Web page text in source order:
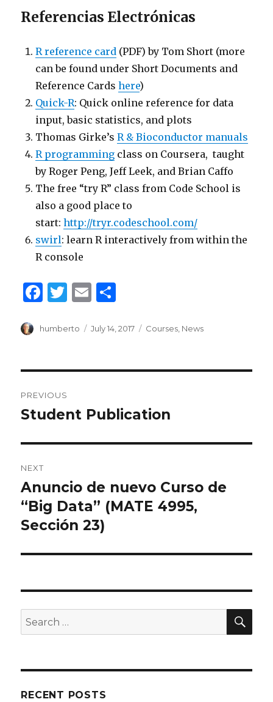
Referencias Electrónicas
R reference card (PDF) by Tom Short (more
can be found under Short Documents and
Reference Cardshere)
Quick-R: Quick online reference for data
input, basic statistics, and plots
Thomas Girke’sR & Bioconductor manuals
R programming class on Coursera, taught
by Roger Peng, Jeff Leek, and Brian Caffo
The free “try R” class from Code School is
also a good place to
start:http://tryr.codeschool.com/
swirl: learn R interactively from within the
R console
F
c
b
o
o
T
it
r
E
ai ar
Author
humberto
Posted
July 14, 2017 Categories
Courses News
navigation
PREVIOUS
Previous
Student Publication
NEXT
Next
post:
Anuncio de nuevo Curso de
“Big Data” (MATE 4995,
Sección 23)
Search
for:
RECENT POSTS